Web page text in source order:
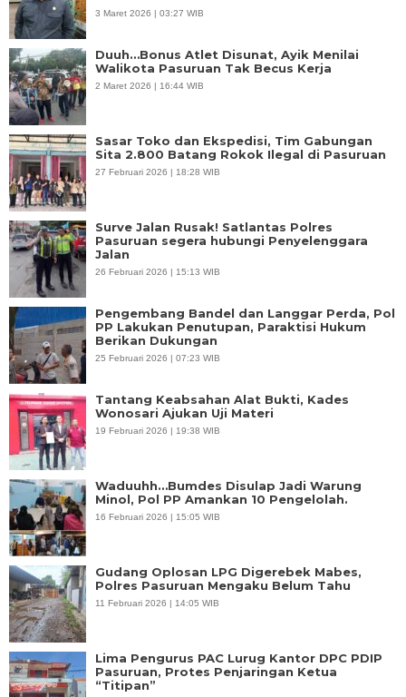
3 Maret 2026 | 03:27 WIB
Duuh…Bonus Atlet Disunat, Ayik Menilai
Walikota Pasuruan Tak Becus Kerja
2 Maret 2026 | 16:44 WIB
Sasar Toko dan Ekspedisi, Tim Gabungan
Sita 2.800 Batang Rokok Ilegal di Pasuruan
27 Februari 2026 | 18:28 WIB
Surve Jalan Rusak! Satlantas Polres
Pasuruan segera hubungi Penyelenggara
Jalan
26 Februari 2026 | 15:13 WIB
Pengembang Bandel dan Langgar Perda, Pol
PP Lakukan Penutupan, Paraktisi Hukum
Berikan Dukungan
25 Februari 2026 | 07:23 WIB
Tantang Keabsahan Alat Bukti, Kades
Wonosari Ajukan Uji Materi
19 Februari 2026 | 19:38 WIB
Waduuhh…Bumdes Disulap Jadi Warung
Minol, Pol PP Amankan 10 Pengelolah.
16 Februari 2026 | 15:05 WIB
Gudang Oplosan LPG Digerebek Mabes,
Polres Pasuruan Mengaku Belum Tahu
11 Februari 2026 | 14:05 WIB
Lima Pengurus PAC Lurug Kantor DPC PDIP
Pasuruan, Protes Penjaringan Ketua
“Titipan”